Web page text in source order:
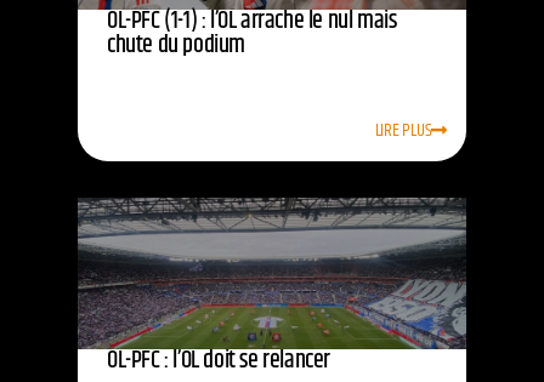
OL-PFC (1-1) : l’OL arrache le nul mais
chute du podium
LIRE PLUS
OL-PFC : l’OL doit se relancer